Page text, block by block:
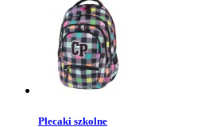
Plecaki szkolne